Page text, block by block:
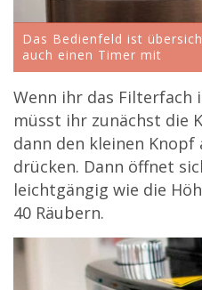
Das Bedienfeld ist
auch einen Timer mit
Wenn ihr das Filterfach
müsst ihr zunächst die
dann den kleinen
drücken. Dann öffnet
leichtgängig wie die
40 Räubern.